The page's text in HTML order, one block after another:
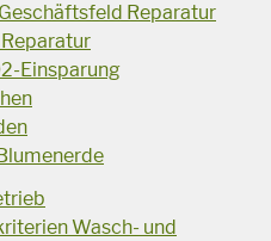
Reparatur
Einsparung
Wasch- und